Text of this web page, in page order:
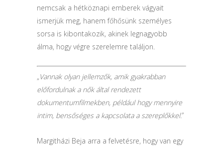
nemcsak a hétköznapi emberek vágyait
ismerjük meg, hanem főhősünk személyes
sorsa is kibontakozik, akinek legnagyobb
álma, hogy végre szerelemre találjon.
„Vannak olyan jellemzők, amik gyakrabban
előfordulnak a nők által rendezett
dokumentumfilmekben, például hogy mennyire
intim, bensőséges a kapcsolata a szereplőkkel.”
Margitházi Beja arra a felvetésre, hogy van egy